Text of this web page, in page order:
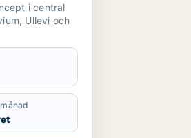
i central
Ullevi och